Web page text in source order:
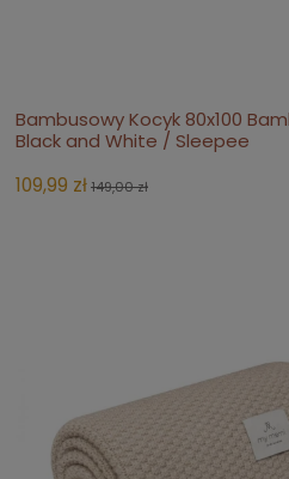
do koszyka
Bambusowy Kocyk 80x100
Black and White / Sleepee
109,99 zł149,00 zł